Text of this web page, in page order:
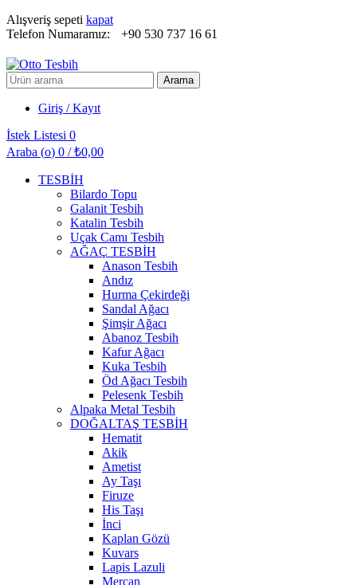
Alışveriş sepeti kapat
Telefon Numaramız:
+90 530 737 16 61
Arayın: Arama
Giriş / Kayıt
İstek Listesi 0
Araba (o) 0 / ₺0,00
TESBİH
Bilardo Topu
Galanit Tesbih
Katalin Tesbih
Uçak Camı Tesbih
AĞAÇ TESBİH
Anason Tesbih
Andız
Hurma Çekirdeği
Sandal Ağacı
Şimşir Ağacı
Abanoz Tesbih
Kafur Ağacı
Kuka Tesbih
Öd Ağacı Tesbih
Pelesenk Tesbih
Alpaka Metal Tesbih
DOĞALTAŞ TESBİH
Hematit
Akik
Ametist
Ay Taşı
Firuze
His Taşı
İnci
Kaplan Gözü
Kuvars
Lapis Lazuli
Mercan